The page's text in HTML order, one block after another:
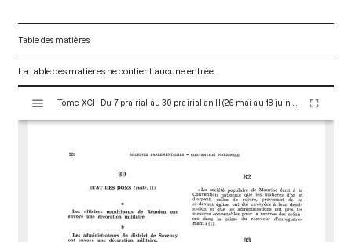
Table des matières
La table des matières ne contient aucune entrée.
s